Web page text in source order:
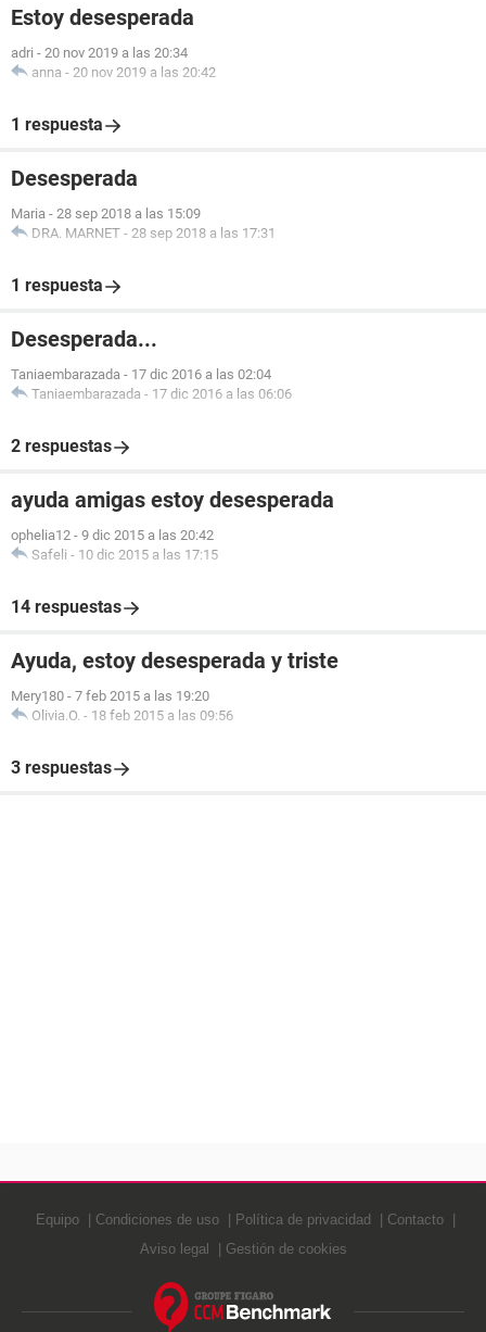
Estoy desesperada
adri - 20 nov 2019 a las 20:34
anna - 20 nov 2019 a las 20:42
1 respuesta
Desesperada
Maria - 28 sep 2018 a las 15:09
DRA. MARNET - 28 sep 2018 a las 17:31
1 respuesta
Desesperada...
Taniaembarazada - 17 dic 2016 a las 02:04
Taniaembarazada - 17 dic 2016 a las 06:06
2 respuestas
ayuda amigas estoy desesperada
ophelia12 - 9 dic 2015 a las 20:42
Safeli - 10 dic 2015 a las 17:15
14 respuestas
Ayuda, estoy desesperada y triste
Mery180 - 7 feb 2015 a las 19:20
Olivia.O. - 18 feb 2015 a las 09:56
3 respuestas
Equipo Condiciones de uso Política de privacidad
Contacto
Aviso legal
Gestión de cookies